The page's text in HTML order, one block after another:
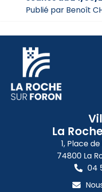
Publié par Benoît
La
1, Place
74800 La
04